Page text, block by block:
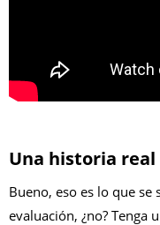
Una historia real
Bueno, eso es lo que
evaluación, ¿no? Tenga